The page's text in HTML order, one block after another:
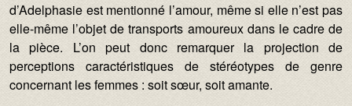
d’Adelphasie est mentionné l’amour, même si elle n’est pas
elle-même l’objet de transports amoureux dans le cadre de
la pièce. L’on peut donc remarquer la projection de
perceptions caractéristiques de stéréotypes de genre
concernant les femmes : soit sœur, soit amante.